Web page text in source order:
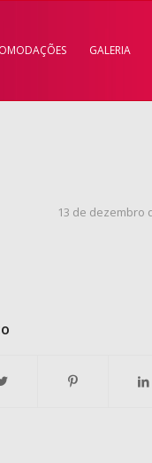
GALERIA
13 de dezembro